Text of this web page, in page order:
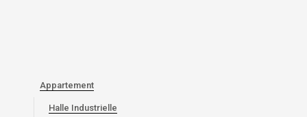
Appartement
Halle Industrielle